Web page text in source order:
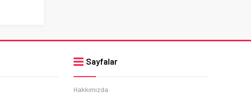
Sayfalar
Hakkımızda